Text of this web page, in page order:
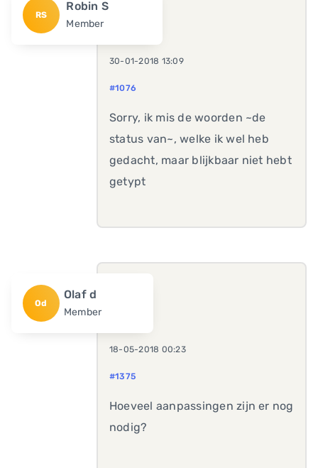
RS
Robin S
Member
30-01-2018 13:09
#1076
Sorry, ik mis de woorden ~de
status van~, welke ik wel heb
gedacht, maar blijkbaar niet hebt
getypt
Od
Olaf d
Member
18-05-2018 00:23
#1375
Hoeveel aanpassingen zijn er nog
nodig?